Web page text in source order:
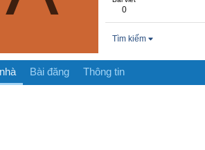
0
Tìm kiếm
Bài đăng Thông tin